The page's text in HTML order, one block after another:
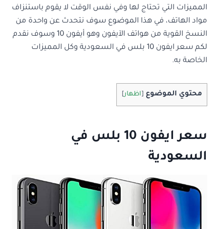
المميزات التي تحتاج لها وفي نفس الوقت لا يقوم باستنزاف
مواد الهاتف، في هذا الموضوع سوف نتحدث عن واحدة من
النسخ القوية من هواتف الآيفون وهو أيفون 10 وسوف نقدم
لكم سعر ايفون 10 بلس في السعودية
وكل المميزات
الخاصة به.
محتوي الموضوع [اظهار]
سعر ايفون 10 بلس في
السعودية